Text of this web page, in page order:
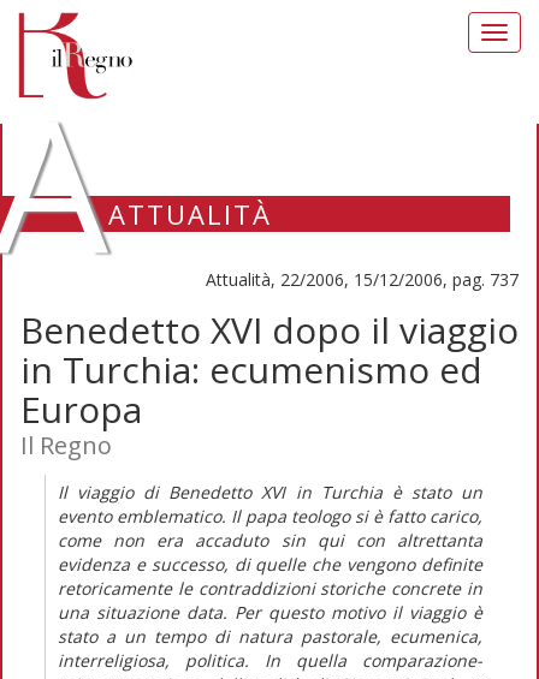
ATTUALITÀ
Attualità, 22/2006, 15/12/2006, pag. 737
Benedetto XVI dopo il viaggio
in Turchia: ecumenismo ed
Europa
Il Regno
Il viaggio di Benedetto XVI in Turchia è stato un
evento emblematico. Il papa teologo si è fatto carico,
come non era accaduto sin qui con altrettanta
evidenza e successo, di quelle che vengono definite
retoricamente le contraddizioni storiche concrete in
una situazione data. Per questo motivo il viaggio è
stato a un tempo di natura pastorale, ecumenica,
interreligiosa, politica. In quella comparazione-